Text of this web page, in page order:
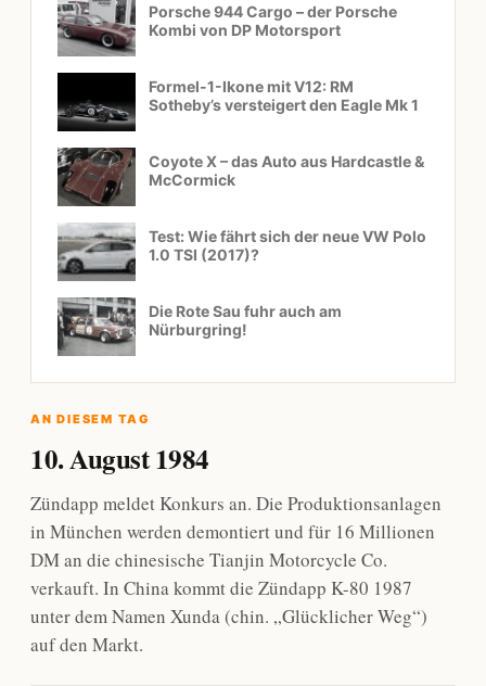
Porsche 944 Cargo – der Porsche
Kombi von DP Motorsport
Formel-1-Ikone mit V12: RM
Sotheby’s versteigert den Eagle Mk 1
Coyote X – das Auto aus Hardcastle &
McCormick
Test: Wie fährt sich der neue VW Polo
1.0 TSI (2017)?
Die Rote Sau fuhr auch am
Nürburgring!
AN DIESEM TAG
10. August 1984
Zündapp meldet Konkurs an. Die Produktionsanlagen
in München werden demontiert und für 16 Millionen
DM an die chinesische Tianjin Motorcycle Co.
verkauft. In China kommt die Zündapp K-80 1987
unter dem Namen Xunda (chin. „Glücklicher Weg“)
auf den Markt.